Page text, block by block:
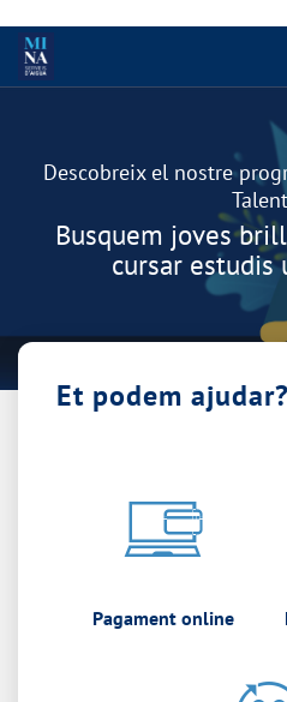
Descobreix el nostre
Busquem joves
cursar estudis
Et podem ajudar?
Pagament online